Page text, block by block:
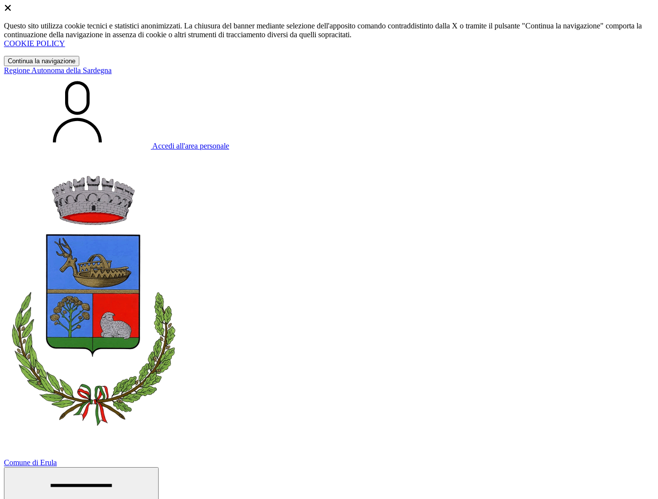
Questo sito utilizza cookie tecnici e statistici anonimizzati. La chiusura del banner mediante selezione dell'apposito comando contraddistinto dalla X o tramite il pulsante "Continua la navigazione" comporta la
continuazione della navigazione in assenza di cookie o altri strumenti di tracciamento diversi da quelli sopracitati.
COOKIE POLICY
Continua la navigazione
Regione Autonoma della Sardegna
Accedi all'area personale
Comune di Erula